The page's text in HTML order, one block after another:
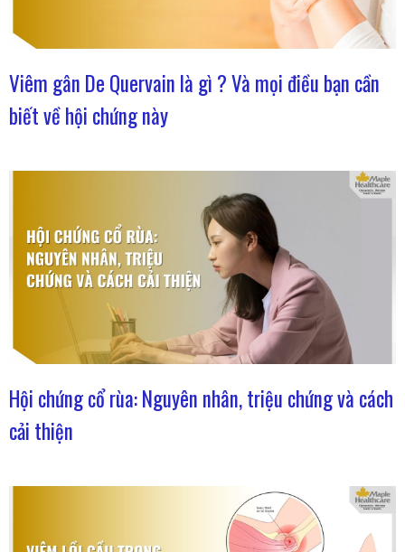
Viêm gân De Quervain là gì ? Và mọi điều bạn cần
biết về hội chứng này
Hội chứng cổ rùa: Nguyên nhân, triệu chứng và cách
cải thiện